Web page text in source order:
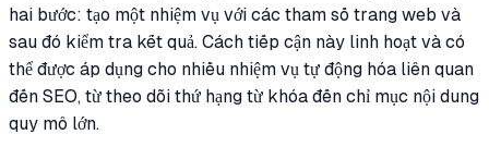
hai bước: tạo một nhiệm vụ với các tham số trang web và
sau đó kiểm tra kết quả. Cách tiếp cận này linh hoạt và có
thể được áp dụng cho nhiều nhiệm vụ tự động hóa liên quan
đến SEO, từ theo dõi thứ hạng từ khóa đến chỉ mục nội dung
quy mô lớn.